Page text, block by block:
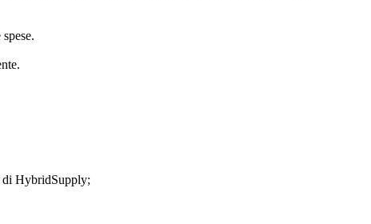
di HybridSupply;